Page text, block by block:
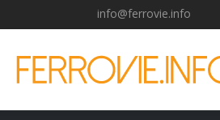
info@ferrovie.info